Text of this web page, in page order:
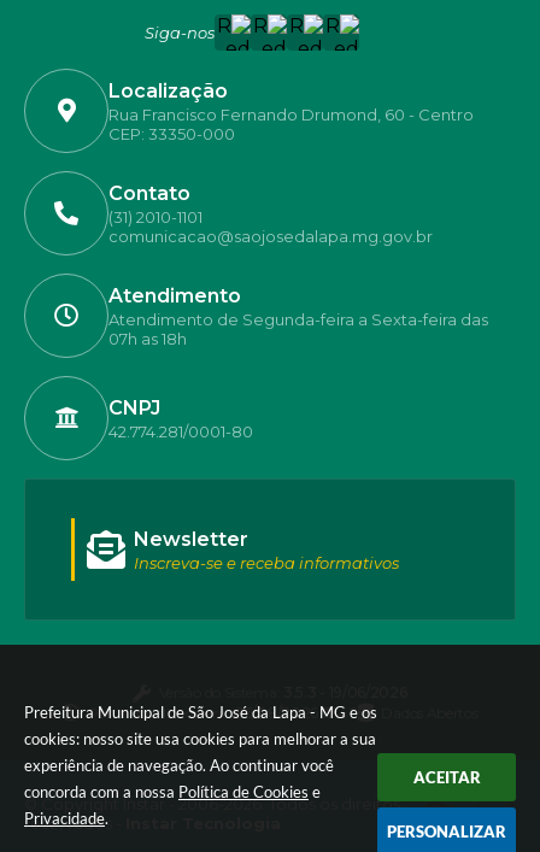
Prefeitura Municipal de São José da Lapa - MG e os
cookies: nosso site usa cookies para melhorar a sua
experiência de navegação. Ao continuar você
concorda com a nossa Política de Cookies e
Privacidade.
ACEITAR
PERSONALIZAR
Siga-nos
Localização
Rua Francisco Fernando Drumond, 60 - Centro
CEP: 33350-000
Contato
(31) 2010-1101
comunicacao@saojosedalapa.mg.gov.br
Atendimento
Atendimento de Segunda-feira a Sexta-feira das
07h as 18h
CNPJ
42.774.281/0001-80
Newsletter
Inscreva-se e receba informativos
Portal atualizado em:06/08/2026 17:40
© Copyright Instar - 2006-2026. Todos os direitos
reservados -